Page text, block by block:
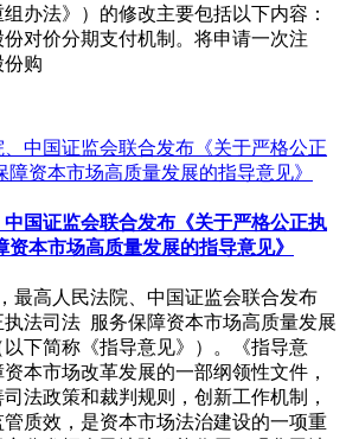
组办法》）的修改主要包括以下内容：
对价分期支付机制。将申请一次注
份购
国证监会联合发布《关于严格公正执
资本市场高质量发展的指导意见》
最高人民法院、中国证监会联合发布
执法司法 服务保障资本市场高质量发展
下简称《指导意见》）。《指导意
本市场改革发展的一部纲领性文件，
法政策和裁判规则，创新工作机制，
质效，是资本市场法治建设的一项重